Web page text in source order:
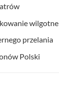
wilgotne
przelania
Polski